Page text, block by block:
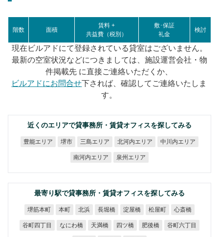
階数 面積
賃料 +
共益費（税別）
敷･保証
礼金
検討
現在ビルアドにて登録されている貸室はございません。
最新の空室状況などにつきましては、施設運営会社・物
件掲載先 に直接ご連絡いただくか、
ビルアドにお問合せ下されば、確認してご連絡いたしま
す。
近くのエリアで貸事務所・賃貸オフィスを探してみる
豊能エリア 堺市 三島エリア 北河内エリア 中川内エリア
南河内エリア 泉州エリア
最寄り駅で貸事務所・賃貸オフィスを探してみる
堺筋本町 本町 北浜 長堀橋 淀屋橋 松屋町 心斎橋
谷町四丁目 なにわ橋 天満橋 四ツ橋 肥後橋 谷町六丁目